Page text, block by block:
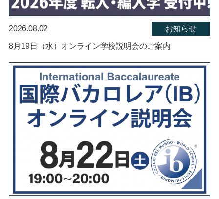
2026.08.02 お知らせ
8月19日（水）オンライン学校説明会のご案内